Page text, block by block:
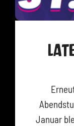
Januar